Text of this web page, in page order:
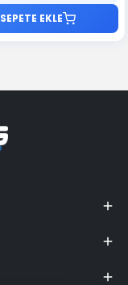
SEPETE EKLE